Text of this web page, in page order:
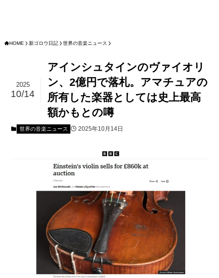
HOME 新ゴロウ日記 世界の音楽ニュース
アインシュタインのヴァイオリ
ン、2億円で落札。アマチュアの
所有した楽器としては史上最高
額かもとの噂
2025
10/14
世界の音楽ニュース 2025年10月14日